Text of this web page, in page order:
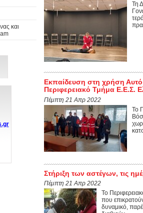
και
Τη
Εκπαίδευση στη χρήση
Περιφερειακό Τμήμα Ε.Ε.Σ.
Πέμπτη 21 Απρ 2022
Το
Στήριξη των αστέγων, τις
Πέμπτη 21 Απρ 2022
Το
που
δυναμικό,